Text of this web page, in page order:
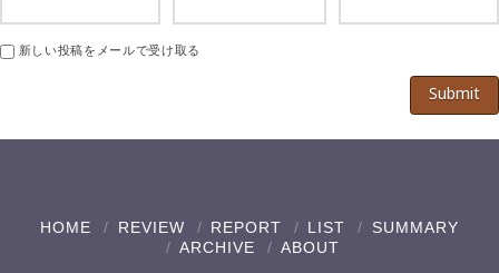
新しい投稿をメールで受け取る
HOME REVIEW REPORT LIST
SUMMARY
ARCHIVE
ABOUT